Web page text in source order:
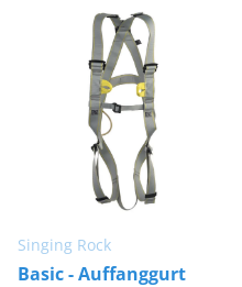
Singing Rock
Basic - Auffanggurt